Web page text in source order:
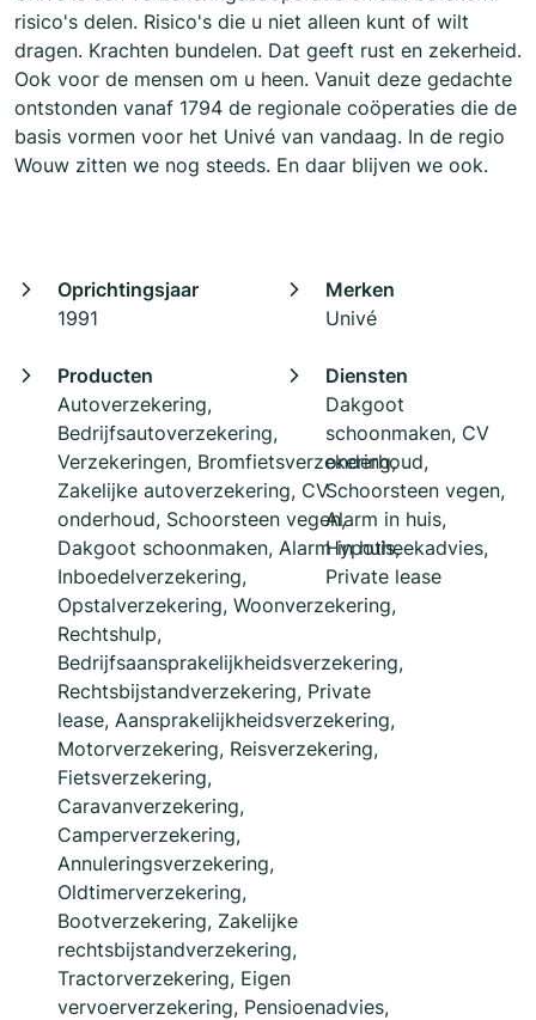
risico's delen. Risico's die u niet alleen kunt of wilt
dragen. Krachten bundelen. Dat geeft rust en zekerheid.
Ook voor de mensen om u heen. Vanuit deze gedachte
ontstonden vanaf 1794 de regionale coöperaties die de
basis vormen voor het Univé van vandaag. In de regio
Wouw zitten we nog steeds. En daar blijven we ook.
Oprichtingsjaar
1991
Merken
Univé
Producten
Autoverzekering,
Bedrijfsautoverzekering,
Verzekeringen, Bromfietsverzekering,
Zakelijke autoverzekering, CV
onderhoud, Schoorsteen vegen,
Dakgoot schoonmaken, Alarm in huis,
Inboedelverzekering,
Opstalverzekering, Woonverzekering,
Rechtshulp,
Bedrijfsaansprakelijkheidsverzekering,
Rechtsbijstandverzekering, Private
lease, Aansprakelijkheidsverzekering,
Motorverzekering, Reisverzekering,
Fietsverzekering,
Caravanverzekering,
Camperverzekering,
Annuleringsverzekering,
Oldtimerverzekering,
Bootverzekering, Zakelijke
rechtsbijstandverzekering,
Tractorverzekering, Eigen
vervoerverzekering, Pensioenadvies,
Diensten
Dakgoot
schoonmaken, CV
onderhoud,
Schoorsteen vegen,
Alarm in huis,
Hypotheekadvies,
Private lease